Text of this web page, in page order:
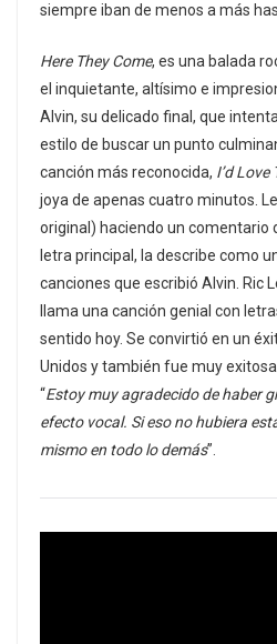
siempre iban de menos a más
Here They Come, es una balada
el inquietante, altísimo e
Alvin, su delicado final, que
estilo de buscar un punto
canción más reconocida, I’d Love
joya de apenas cuatro minutos.
original) haciendo un comentario
letra principal, la describe como
canciones que escribió Alvin. Ric
llama una canción genial con
sentido hoy. Se convirtió en un
Unidos y también fue muy
“Estoy muy agradecido de haber
efecto vocal. Si eso no hubiera
mismo en todo lo demás”.